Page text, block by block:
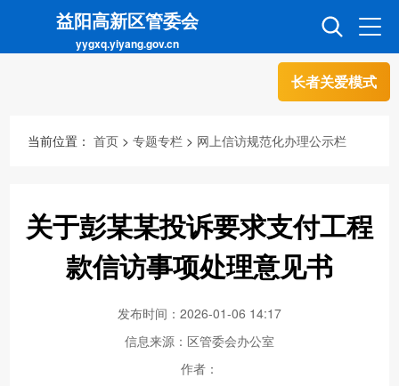
益阳高新区管委会
yygxq.yiyang.gov.cn
互动交流 政务超市
人才超市 金融超市
长者关爱模式
当前位置：首页 >专题专栏 > 网上信访规范化办理公示栏
关于彭某某投诉要求支付工程
款信访事项处理意见书
发布时间：2026-01-06 14:17
信息来源：区管委会办公室
作者：